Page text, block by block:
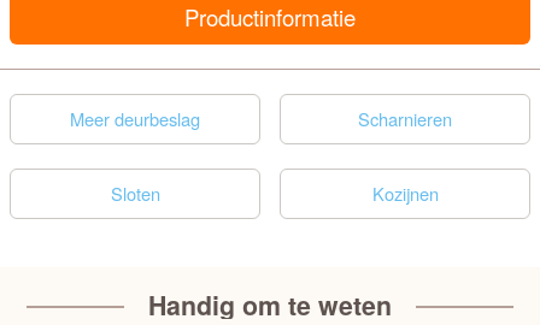
Productinformatie
Meer deurbeslag Scharnieren
Sloten Kozijnen
Handig om te weten